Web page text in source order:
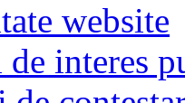
website
interes